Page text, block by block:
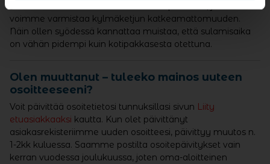
voimme varmistaa kylmäketjun katkeamattomuuden.
Näin ollen syödessä kannattaa muistaa, että sulamisaika
on vähän pidempi kuin kotipakkasesta otettuna.
Olen muuttanut – tuleeko mainos uuteen
osoitteeseeni?
Voit päivittää osoitetietosi tunnuksillasi sivun Liity
etuasiakkaaksi kautta. Kun olet päivittänyt
asiakasrekisteriimme uuden osoitteesi, päivittyy muutos n.
1-2kk kuluessa. Saamme postilta osoitepäivitykset vain
kerran vuodessa joulukuussa, joten oma-aloitteinen